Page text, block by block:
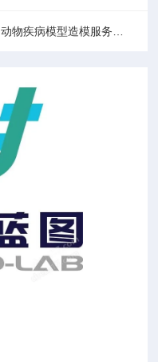
动物疾病模型造模服务